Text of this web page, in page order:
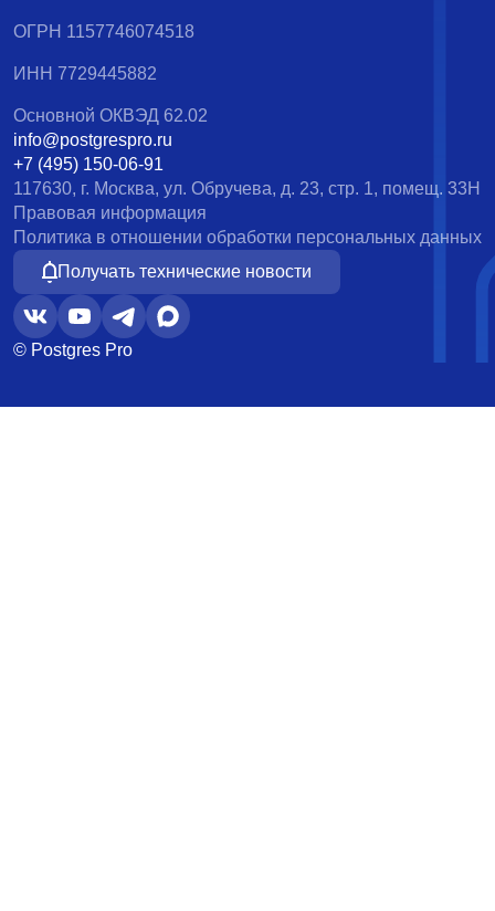
ОГРН 1157746074518
ИНН 7729445882
Основной ОКВЭД 62.02
info@postgrespro.ru
+7 (495) 150-06-91
117630, г. Москва, ул. Обручева, д. 23, стр. 1, помещ. 33Н
Правовая информация
Политика в отношении обработки персональных данных
Получать технические новости
© Postgres Pro